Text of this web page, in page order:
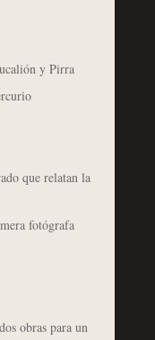
y Pirra
que relatan la
fotógrafa
obras para un